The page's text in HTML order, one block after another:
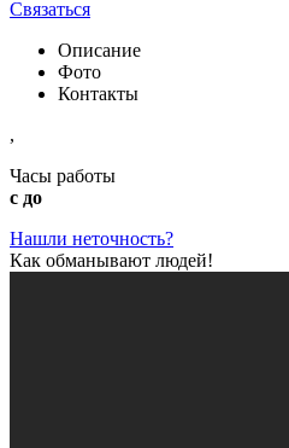
Связаться
Описание
Фото
Контакты
,
Часы работы
с до
Нашли неточность?
Как обманывают людей!